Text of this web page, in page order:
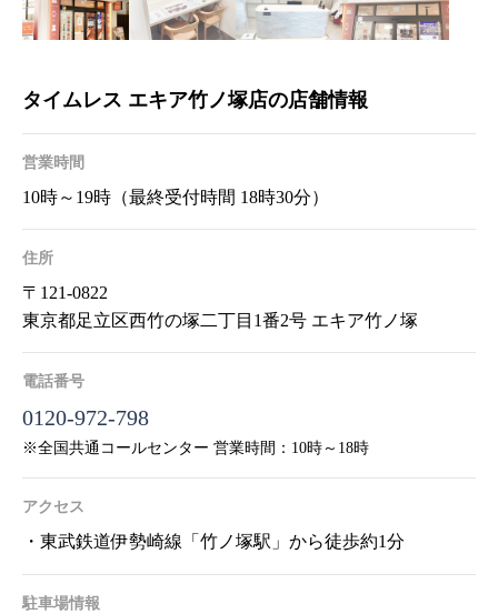
タイムレス エキア竹ノ塚店の店舗情報
営業時間
10時～19時（最終受付時間 18時30分）
住所
〒121-0822
東京都足立区西竹の塚二丁目1番2号 エキア竹ノ塚
電話番号
0120-972-798
※全国共通コールセンター 営業時間：10時～18時
アクセス
・東武鉄道伊勢崎線「竹ノ塚駅」から徒歩約1分
駐車場情報